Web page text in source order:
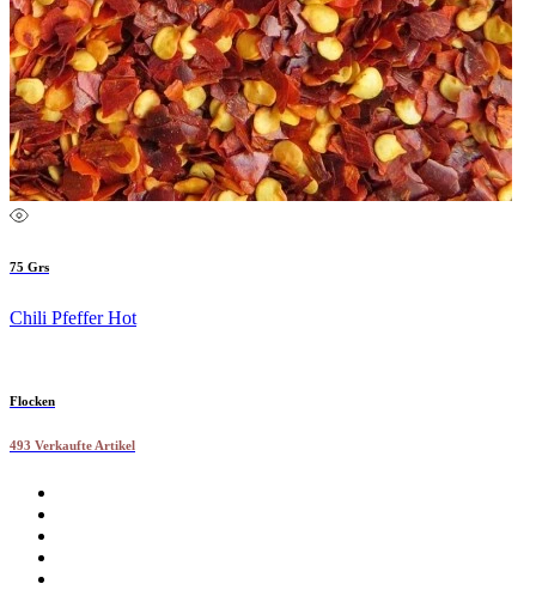
75 Grs
Chili Pfeffer Hot
Flocken
493 Verkaufte Artikel